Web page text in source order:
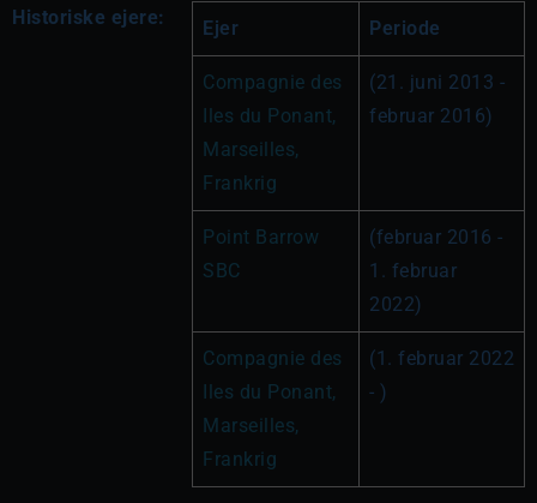
Historiske ejere: Ejer Periode
Compagnie des
Iles du Ponant,
Marseilles,
Frankrig
(21. juni 2013 -
februar 2016)
Point Barrow
SBC
(februar 2016 -
1. februar
2022)
Compagnie des
Iles du Ponant,
Marseilles,
Frankrig
(1. februar 2022
- )